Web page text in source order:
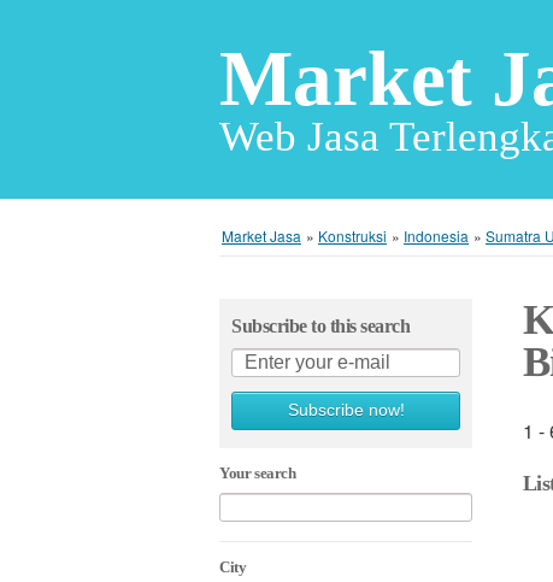
Market
Web Jasa
Market Jasa » Konstruksi » Indonesia » Sumatra
Subscribe to this search
Subscribe now!
Your search
City
1 -